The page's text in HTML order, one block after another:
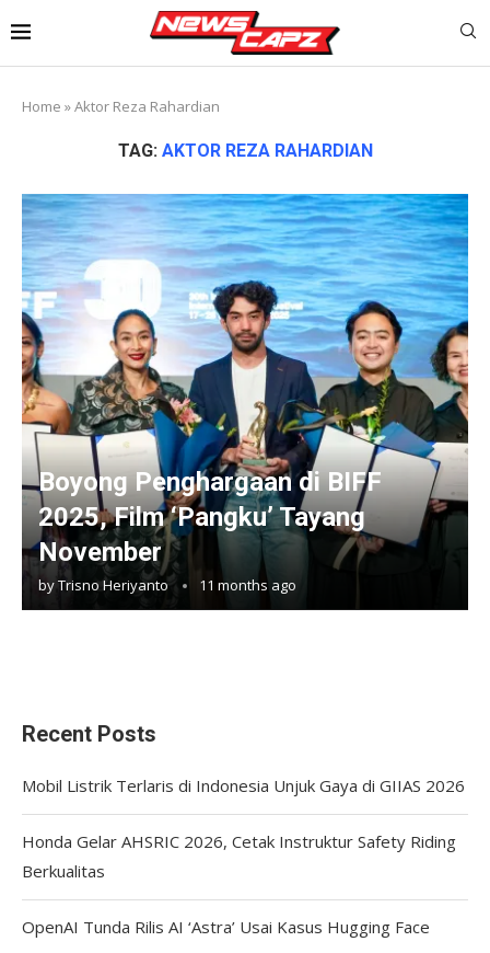
Home »Aktor Reza Rahardian
TAG: AKTOR REZA RAHARDIAN
Boyong Penghargaan di BIFF
2025, Film ‘Pangku’ Tayang
November
byTrisno Heriyanto 11 months ago
Recent Posts
Mobil Listrik Terlaris di Indonesia Unjuk Gaya di GIIAS 2026
Honda Gelar AHSRIC 2026, Cetak Instruktur Safety Riding
Berkualitas
OpenAI Tunda Rilis AI ‘Astra’ Usai Kasus Hugging Face